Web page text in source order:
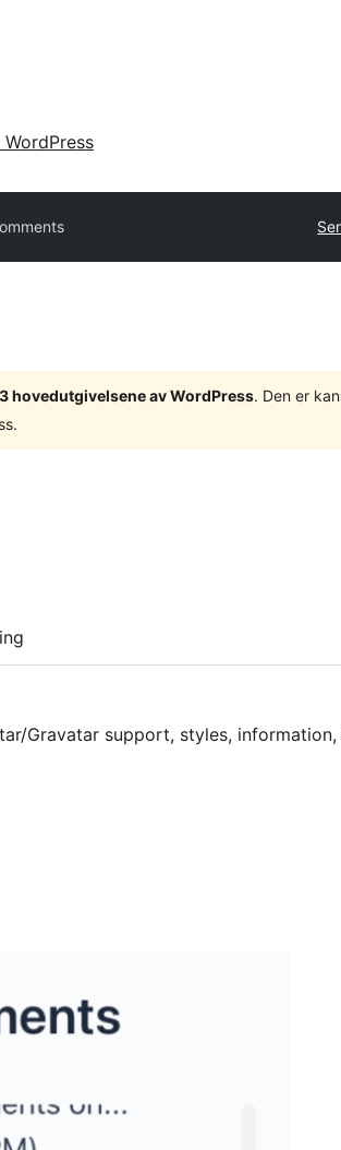
WordPress
hovedutgivelsene av WordPress. Den er
Gravatar support, styles, information,